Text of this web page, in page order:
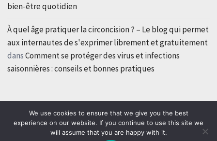
bien-être quotidien
À quel âge pratiquer la circoncision ? – Le blog qui permet
aux internautes de s'exprimer librement et gratuitement
dansComment se protéger des virus et infections
saisonnières : conseils et bonnes pratiques
Copyright © All rights reserved.|Theme: Classic Blog by
We use cookies to ensure that we give you the best
experience on our website. If you continue to use this site we
will assume that you are happy with it.